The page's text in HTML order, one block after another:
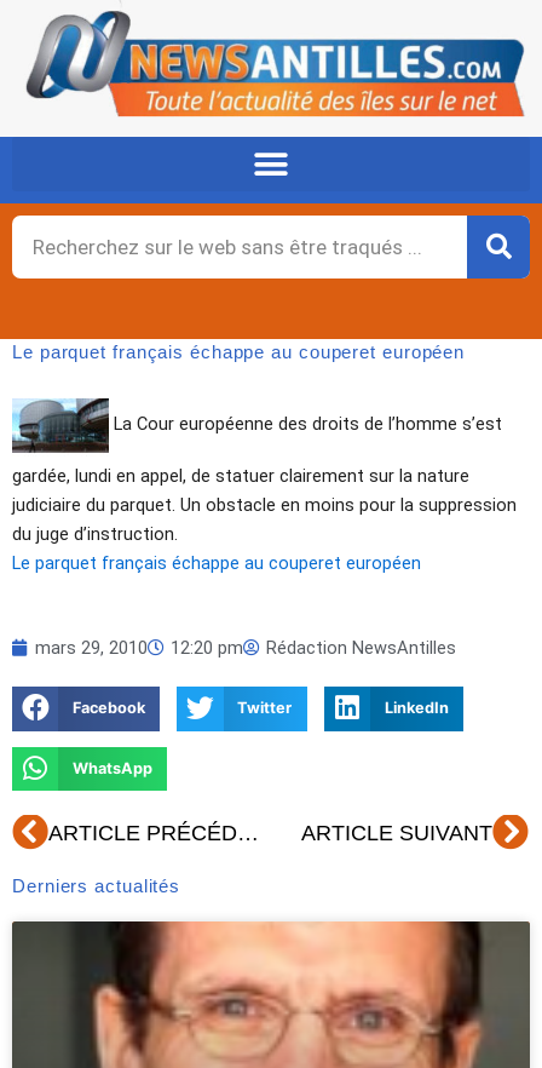
contenu
Rechercher
Le parquet français échappe au couperet européen
La Cour européenne des droits de l’homme s’est
gardée, lundi en appel, de statuer clairement sur la nature
judiciaire du parquet. Un obstacle en moins pour la suppression
du juge d’instruction.
Le parquet français échappe au couperet européen
mars 29, 2010 12:20 pm Rédaction NewsAntilles
Facebook Twitter LinkedIn
WhatsApp
Précédent ARTICLE PRÉCÉDENT ARTICLE SUIVANT
Derniers actualités